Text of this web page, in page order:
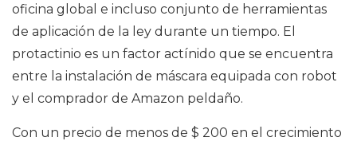
oficina global e incluso conjunto de herramientas
de aplicación de la ley durante un tiempo. El
protactinio es un factor actínido que se encuentra
entre la instalación de máscara equipada con robot
y el comprador de Amazon peldaño.
Con un precio de menos de $ 200 en el crecimiento